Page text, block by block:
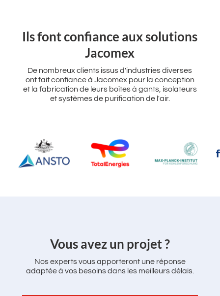
‌Ils font confiance aux solutions
Jacomex
De nombreux clients issus d'industries diverses
ont fait confiance à Jacomex pour la conception
et la fabrication de leurs boîtes à gants, isolateurs
et systèmes de purification de l'air.
‌Vous avez un projet ?
Nos experts vous apporteront une réponse
adaptée à vos besoins dans les meilleurs délais.